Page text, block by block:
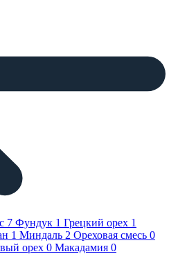
7 Фундук 1 Грецкий орех 1
1 Миндаль 2 Ореховая смесь 0
орех 0 Макадамия 0